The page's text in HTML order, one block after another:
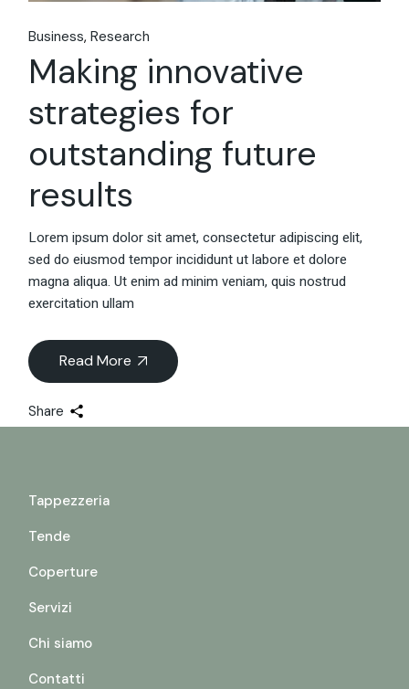
Business Research
Making innovative
strategies for
outstanding future
results
Lorem ipsum dolor sit amet, consectetur adipiscing elit,
sed do eiusmod tempor incididunt ut labore et dolore
magna aliqua. Ut enim ad minim veniam, quis nostrud
exercitation ullam
Read More
Share
Tappezzeria
Tende
Coperture
Servizi
Chi siamo
Contatti